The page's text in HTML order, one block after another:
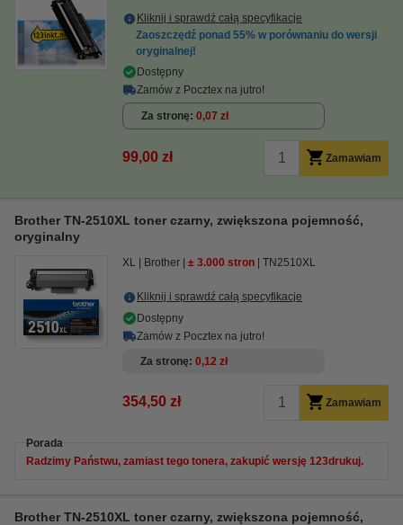
Kliknij i sprawdź całą specyfikacje
Zaoszczędź ponad 55% w porównaniu do wersji
oryginalnej!
Dostępny
Zamów z Pocztex na jutro!
Za stronę 0,07 zł
99,00 zł Zamawiam
Brother TN-2510XL toner czarny, zwiększona pojemność,
oryginalny
XL Brother ± 3.000 stron TN2510XL
Kliknij i sprawdź całą specyfikacje
Dostępny
Zamów z Pocztex na jutro!
Za stronę 0,12 zł
354,50 zł Zamawiam
Porada
Radzimy Państwu, zamiast tego tonera, zakupić wersję 123drukuj.
Brother TN-2510XL toner czarny, zwiększona pojemność,